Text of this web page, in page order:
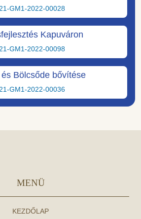
GM1-2022-00028
Kapuváron
GM1-2022-00098
Bölcsőde bővítése
GM1-2022-00036
MENÜ
KEZDŐLAP